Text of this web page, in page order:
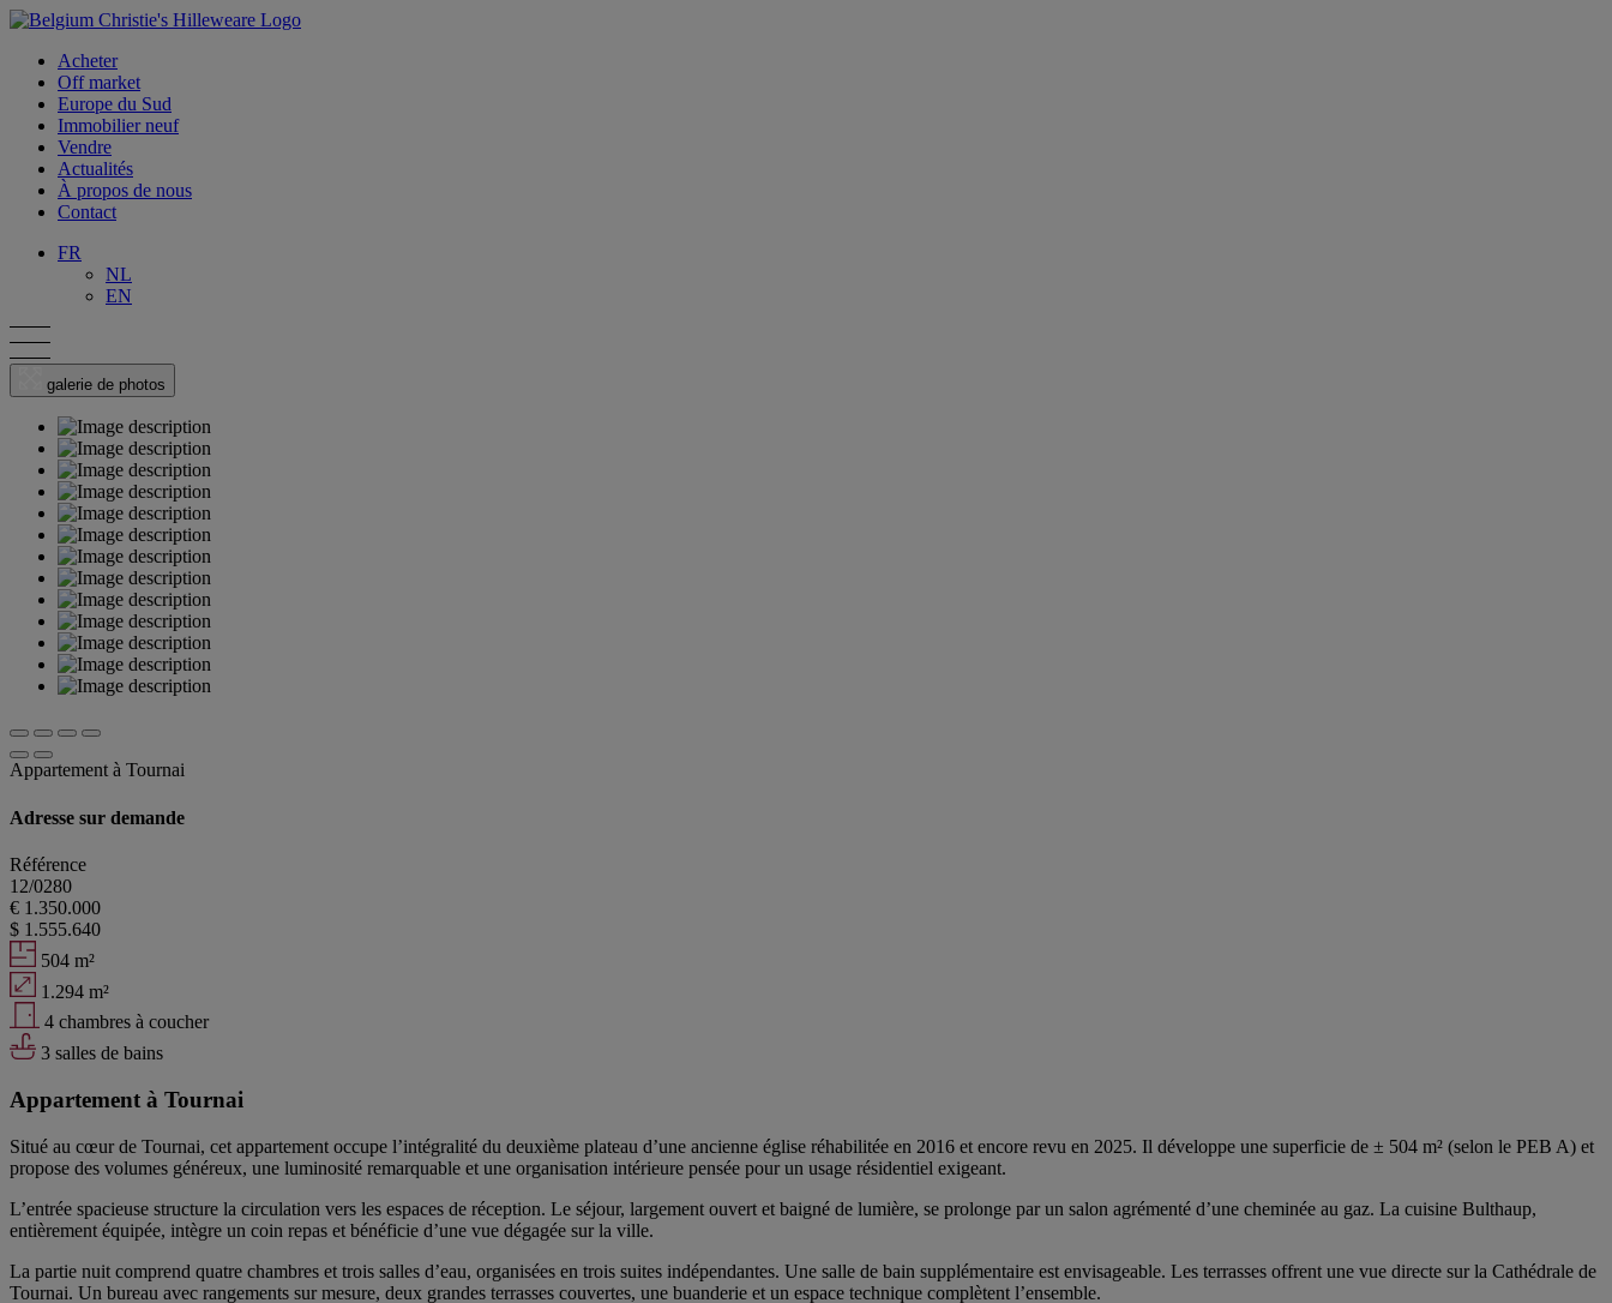
Acheter
Off market
Europe du Sud
Immobilier neuf
Vendre
Actualités
À propos de nous
Contact
FR
NL
EN
galerie de photos
Appartement à Tournai
Adresse sur demande
Référence
12/0280
€ 1.350.000
$ 1.555.640
504 m²
1.294 m²
4 chambres à coucher
3 salles de bains
Appartement à Tournai
Situé au cœur de Tournai, cet appartement occupe l’intégralité du deuxième plateau d’une ancienne église réhabilitée en 2016 et encore revu en 2025. Il développe une superficie de ± 504 m² (selon le PEB A) et
propose des volumes généreux, une luminosité remarquable et une organisation intérieure pensée pour un usage résidentiel exigeant.
L’entrée spacieuse structure la circulation vers les espaces de réception. Le séjour, largement ouvert et baigné de lumière, se prolonge par un salon agrémenté d’une cheminée au gaz. La cuisine Bulthaup,
entièrement équipée, intègre un coin repas et bénéficie d’une vue dégagée sur la ville.
La partie nuit comprend quatre chambres et trois salles d’eau, organisées en trois suites indépendantes. Une salle de bain supplémentaire est envisageable. Les terrasses offrent une vue directe sur la Cathédrale de
Tournai. Un bureau avec rangements sur mesure, deux grandes terrasses couvertes, une buanderie et un espace technique complètent l’ensemble.